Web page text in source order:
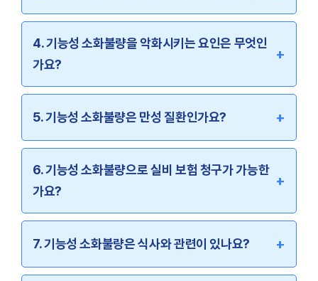
4. 기능성 소화불량을 악화시키는 요인은 무엇인
가요?
+
5. 기능성 소화불량은 만성 질환인가요? +
6. 기능성 소화불량으로 실비 보험 청구가 가능한
가요?
+
7. 기능성 소화불량은 식사와 관련이 있나요? +